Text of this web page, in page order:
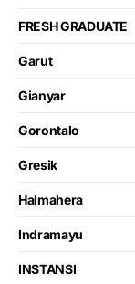
FRESH GRADUATE
Garut
Gianyar
Gorontalo
Gresik
Halmahera
Indramayu
INSTANSI